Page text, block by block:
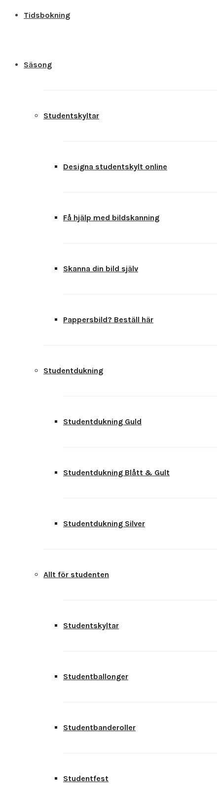
Tidsbokning
Säsong
Studentskyltar
Designa studentskylt online
Få hjälp med bildskanning
Skanna din bild själv
Pappersbild? Beställ här
Studentdukning
Studentdukning Guld
Studentdukning Blått & Gult
Studentdukning Silver
Allt för studenten
Studentskyltar
Studentballonger
Studentbanderoller
Studentfest